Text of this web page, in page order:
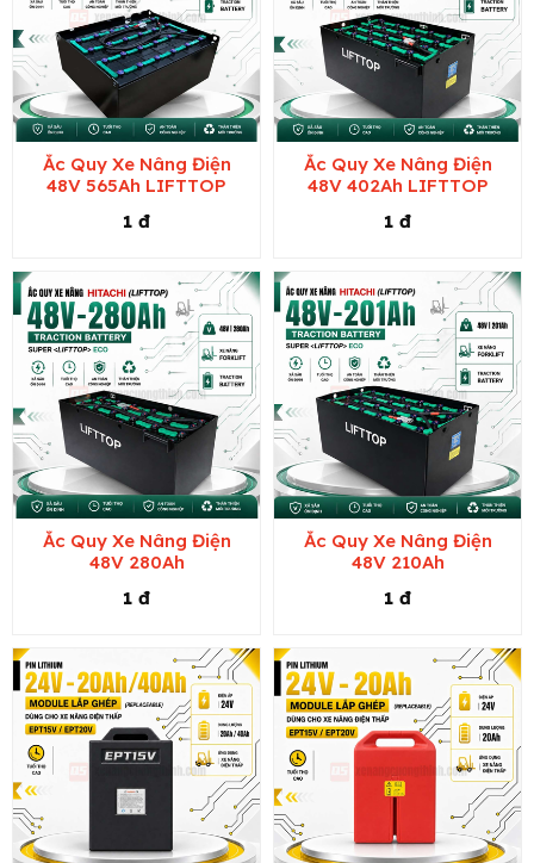
Ắc Quy Xe Nâng Điện
48V 565Ah LIFTTOP
1 đ
Ắc Quy Xe Nâng Điện
48V 402Ah LIFTTOP
1 đ
Ắc Quy Xe Nâng Điện
48V 280Ah
1 đ
Ắc Quy Xe Nâng Điện
48V 210Ah
1 đ